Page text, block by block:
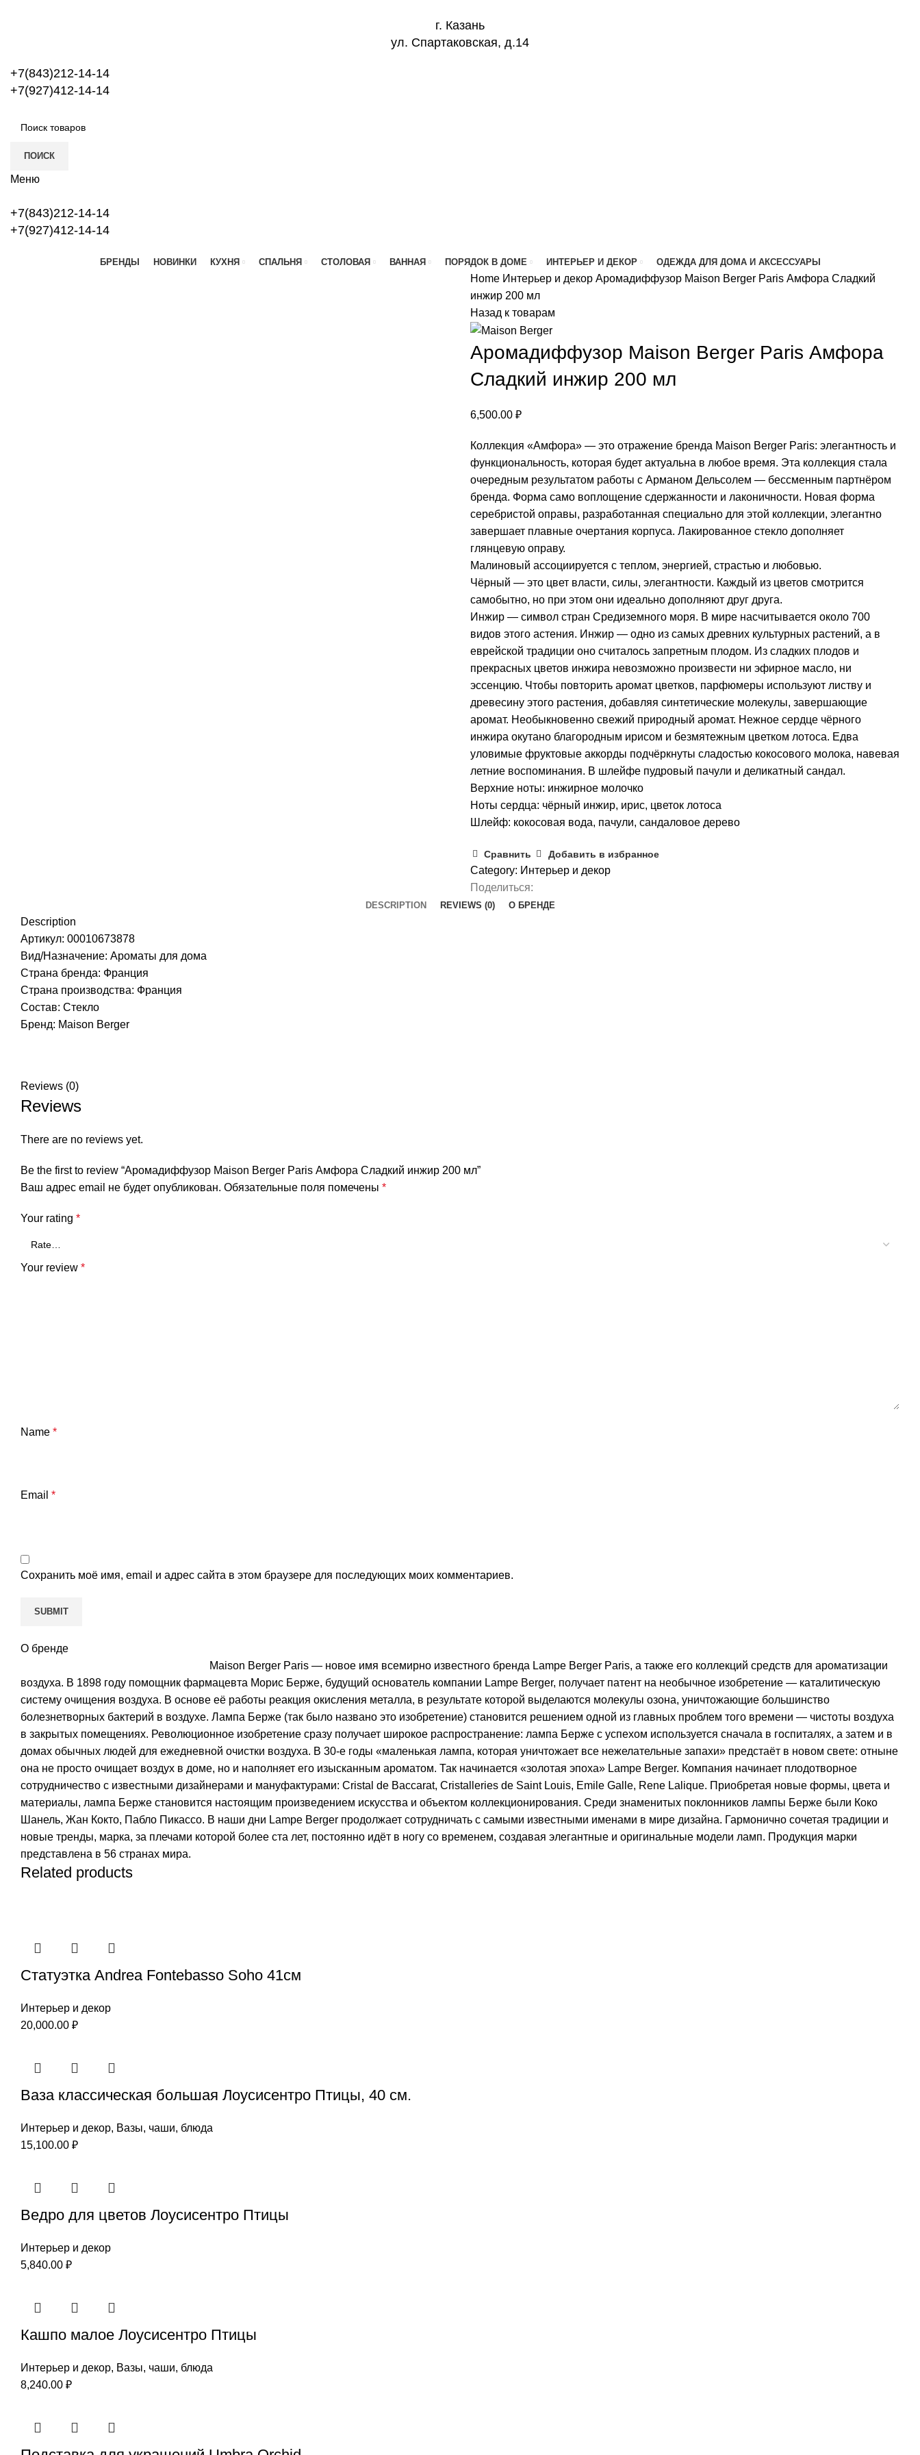
г. Казань
ул. Спартаковская, д.14
+7(843)212-14-14
+7(927)412-14-14
ПОИСК
Меню
+7(843)212-14-14
+7(927)412-14-14
БРЕНДЫ НОВИНКИ КУХНЯ СПАЛЬНЯ СТОЛОВАЯ ВАННАЯ ПОРЯДОК В ДОМЕ ИНТЕРЬЕР И ДЕКОР ОДЕЖДА ДЛЯ ДОМА И АКСЕССУАРЫ
Home Интерьер и декор Аромадиффузор Maison Berger Paris Амфора Сладкий
инжир 200 мл
Назад к товарам
Аромадиффузор Maison Berger Paris Амфора
Сладкий инжир 200 мл
6,500.00 ₽
Коллекция «Амфора» — это отражение бренда Maison Berger Paris: элегантность и
функциональность, которая будет актуальна в любое время. Эта коллекция стала
очередным результатом работы с Арманом Дельсолем — бессменным партнёром
бренда. Форма само воплощение сдержанности и лаконичности. Новая форма
серебристой оправы, разработанная специально для этой коллекции, элегантно
завершает плавные очертания корпуса. Лакированное стекло дополняет
глянцевую оправу.
Малиновый ассоциируется с теплом, энергией, страстью и любовью.
Чёрный — это цвет власти, силы, элегантности. Каждый из цветов смотрится
самобытно, но при этом они идеально дополняют друг друга.
Инжир — символ стран Средиземного моря. В мире насчитывается около 700
видов этого астения. Инжир — одно из самых древних культурных растений, а в
еврейской традиции оно считалось запретным плодом. Из сладких плодов и
прекрасных цветов инжира невозможно произвести ни эфирное масло, ни
эссенцию. Чтобы повторить аромат цветков, парфюмеры используют листву и
древесину этого растения, добавляя синтетические молекулы, завершающие
аромат. Необыкновенно свежий природный аромат. Нежное сердце чёрного
инжира окутано благородным ирисом и безмятежным цветком лотоса. Едва
уловимые фруктовые аккорды подчёркнуты сладостью кокосового молока, навевая
летние воспоминания. В шлейфе пудровый пачули и деликатный сандал.
Верхние ноты: инжирное молочко
Ноты сердца: чёрный инжир, ирис, цветок лотоса
Шлейф: кокосовая вода, пачули, сандаловое дерево
Сравнить Добавить в избранное
Category: Интерьер и декор
Поделиться:
DESCRIPTION REVIEWS (0) О БРЕНДЕ
Description
Артикул: 00010673878
Вид/Назначение: Ароматы для дома
Страна бренда: Франция
Страна производства: Франция
Состав: Стекло
Бренд: Maison Berger
Reviews (0)
Reviews
There are no reviews yet.
Be the first to review “Аромадиффузор Maison Berger Paris Амфора Сладкий инжир 200 мл”
Ваш адрес email не будет опубликован. Обязательные поля помечены *
Your rating *
Your review *
Name *
Email *
Сохранить моё имя, email и адрес сайта в этом браузере для последующих моих комментариев.
О бренде
Maison Berger Paris — новое имя всемирно известного бренда Lampe Berger Paris, а также его коллекций средств для ароматизации
воздуха. В 1898 году помощник фармацевта Морис Берже, будущий основатель компании Lampe Berger, получает патент на необычное изобретение — каталитическую
систему очищения воздуха. В основе её работы реакция окисления металла, в результате которой выделаются молекулы озона, уничтожающие большинство
болезнетворных бактерий в воздухе. Лампа Берже (так было названо это изобретение) становится решением одной из главных проблем того времени — чистоты воздуха
в закрытых помещениях. Революционное изобретение сразу получает широкое распространение: лампа Берже с успехом используется сначала в госпиталях, а затем и в
домах обычных людей для ежедневной очистки воздуха. В 30-е годы «маленькая лампа, которая уничтожает все нежелательные запахи» предстаёт в новом свете: отныне
она не просто очищает воздух в доме, но и наполняет его изысканным ароматом. Так начинается «золотая эпоха» Lampe Berger. Компания начинает плодотворное
сотрудничество с известными дизайнерами и мануфактурами: Cristal de Baccarat, Cristalleries de Saint Louis, Emile Galle, Rene Lalique. Приобретая новые формы, цвета и
материалы, лампа Берже становится настоящим произведением искусства и объектом коллекционирования. Среди знаменитых поклонников лампы Берже были Коко
Шанель, Жан Кокто, Пабло Пикассо. В наши дни Lampe Berger продолжает сотрудничать с самыми известными именами в мире дизайна. Гармонично сочетая традиции и
новые тренды, марка, за плечами которой более ста лет, постоянно идёт в ногу со временем, создавая элегантные и оригинальные модели ламп. Продукция марки
представлена в 56 странах мира.
Related products
Статуэтка Andrea Fontebasso Soho 41см
Интерьер и декор
20,000.00 ₽
Ваза классическая большая Лоусисентро Птицы, 40 см.
Интерьер и декор, Вазы, чаши, блюда
15,100.00 ₽
Ведро для цветов Лоусисентро Птицы
Интерьер и декор
5,840.00 ₽
Кашпо малое Лоусисентро Птицы
Интерьер и декор, Вазы, чаши, блюда
8,240.00 ₽